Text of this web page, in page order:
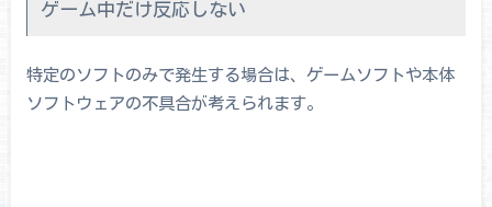
ゲーム中だけ反応しない
特定のソフトのみで発生する場合は、ゲームソフトや本体
ソフトウェアの不具合が考えられます。